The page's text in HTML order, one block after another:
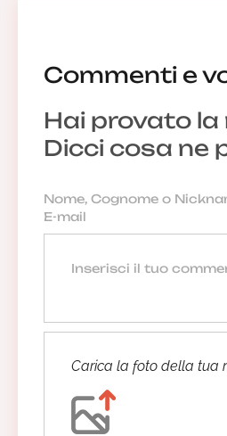
Commenti e
Hai provato
Dicci cosa ne
Carica la foto della tua